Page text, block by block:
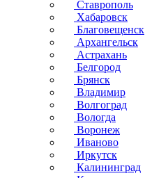
Ставрополь
Хабаровск
Благовещенск
Архангельск
Астрахань
Белгород
Брянск
Владимир
Волгоград
Вологда
Воронеж
Иваново
Иркутск
Калининград